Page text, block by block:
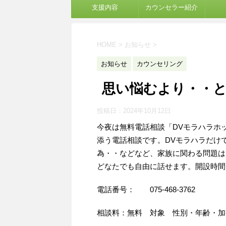
支援内容 カウンセラー紹介
HOME > お知らせ >
お知らせ カウンセリング
思い悩むより・・
投稿日： 2024年10月12日
今夜は無料電話相談「DVモラハラホ
添う電話相談です。DVモラハラだけ
為・・などなど、家族に関わる問題
どなたでも自由に話せます。開設時
電話番号： 075-468-3762
相談料：無料 対象 性別・年齢・